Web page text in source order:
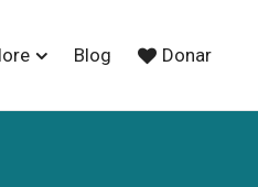
Blog Donar